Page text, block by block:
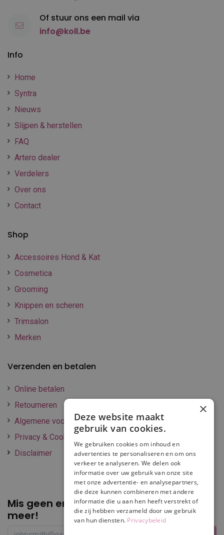
Info
Home
Syntra
Nieuws
Slijpen & herstellen
FAQ
Artero dealer
Verdelers
Over ons
Contact
Shop
Accessoires Hond & Kat
Cosmetica
Grooming
Knippen en scheren
Trimsalon
Merken
Verzenden en betalen
Online betalen
Retourneren
Algemene voorwaarden
Privacy & Cookie policy
Disclaimer
Mis geen enkelepromotie of korting
meer!
Of stuur ons een mail via
info@koll.be
×
Deze website maakt
gebruik van cookies.
We gebruiken cookies om inhoud en
advertenties te personaliseren en om ons
verkeer te analyseren. We delen ook
informatie over uw gebruik van onze site
met onze advertentie- en analysepartners,
die deze kunnen combineren met andere
informatie die u aan hen heeft verstrekt of
die zij hebben verzameld door uw gebruik
van hun diensten. Privacybeleid